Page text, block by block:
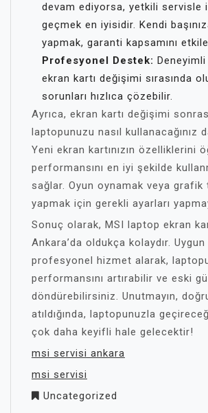
devam ediyorsa, yetkili servisle
geçmek en iyisidir. Kendi
yapmak, garanti kapsamını
Profesyonel Destek:
ekran kartı değişimi sırasında
sorunları hızlıca çözebilir.
Ayrıca, ekran kartı değişimi
laptopunuzu nasıl kullanacağınız
Yeni ekran kartınızın özelliklerini
performansını en iyi şekilde
sağlar. Oyun oynamak veya grafik
yapmak için gerekli ayarları
Sonuç olarak, MSI laptop ekran
Ankara’da oldukça kolaydır.
profesyonel hizmet alarak,
performansını artırabilir ve eski
döndürebilirsiniz. Unutmayın,
atıldığında, laptopunuzla
çok daha keyifli hale gelecektir!
msi servisi ankara
msi servisi
Uncategorized